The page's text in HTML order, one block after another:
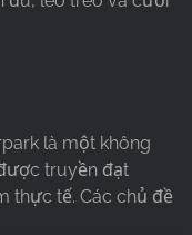
là một không
truyền đạt
thực tế. Các chủ đề